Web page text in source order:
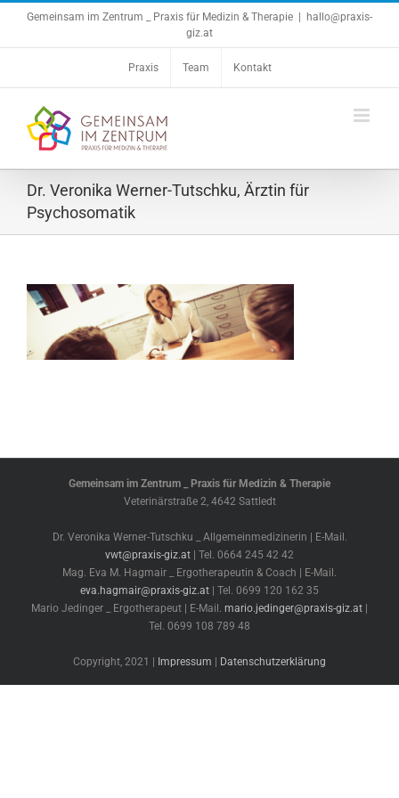
ZumGemeinsam im Zentrum _ Praxis für Medizin & Therapie
hallo@praxis-
giz.at
Praxis Team Kontakt
Dr. Veronika Werner-Tutschku, Ärztin für
Psychosomatik
Gemeinsam im Zentrum _ Praxis für Medizin & Therapie
Veterinärstraße 2, 4642 Sattledt
Dr. Veronika Werner-Tutschku _ Allgemeinmedizinerin | E-Mail.
vwt@praxis-giz.at | Tel. 0664 245 42 42
Mag. Eva M. Hagmair _ Ergotherapeutin & Coach | E-Mail.
eva.hagmair@praxis-giz.at | Tel. 0699 120 162 35
Mario Jedinger _ Ergotherapeut | E-Mail. mario.jedinger@praxis-giz.at
Tel. 0699 108 789 48
Copyright, 2021 | Impressum Datenschutzerklärung